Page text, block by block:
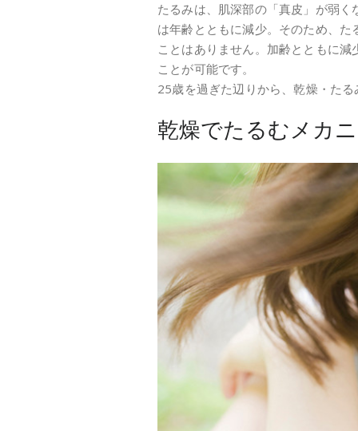
たるみは、肌深部の「真皮」が弱
は年齢とともに減少。そのため、
ことはありません。加齢とともに
ことが可能です。
25歳を過ぎた辺りから、乾燥・た
乾燥でたるむメカ